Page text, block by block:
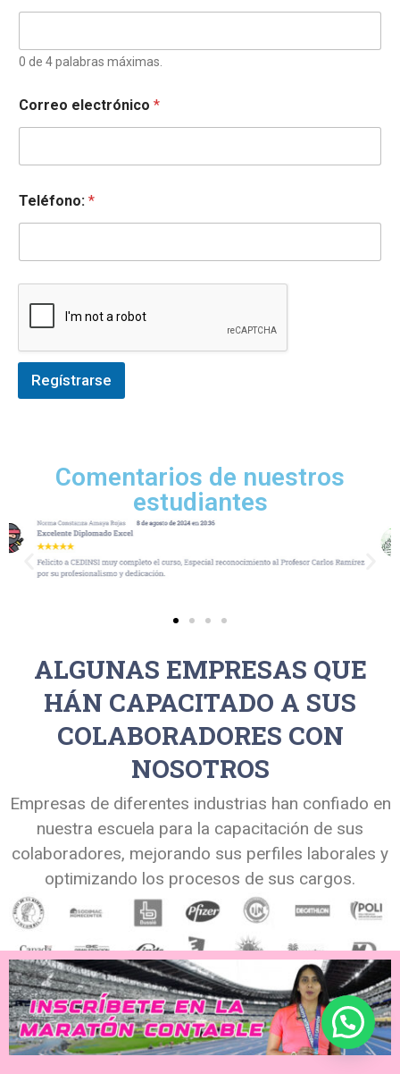
0 de 4 palabras máximas.
Correo electrónico *
Teléfono: *
Regístrarse
Comentarios de nuestros
estudiantes
ALGUNAS EMPRESAS QUE
HÁN CAPACITADO A SUS
COLABORADORES CON
NOSOTROS
Empresas de diferentes industrias han confiado en
nuestra escuela para la capacitación de sus
colaboradores, mejorando sus perfiles laborales y
optimizando los procesos de sus cargos.